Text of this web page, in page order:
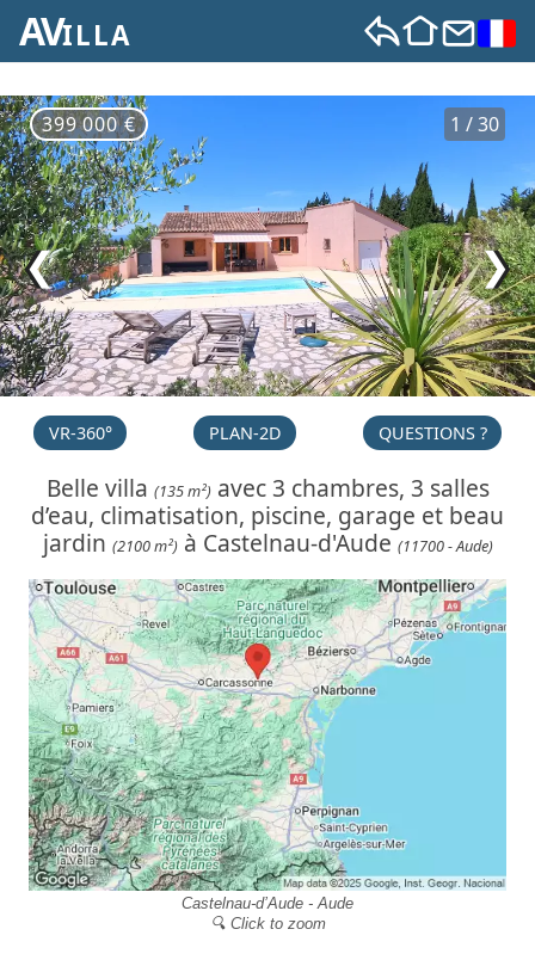
AVILLA
1 / 30
399 000 €
❯
❮
VR-360° PLAN-2D QUESTIONS ?
Belle villa (135 m²)avec 3 chambres, 3 salles
d’eau, climatisation, piscine, garage et beau
jardin (2100 m²)à Castelnau-d'Aude (11700 - Aude)
Castelnau-d’Aude - Aude
🔍 Click to zoom